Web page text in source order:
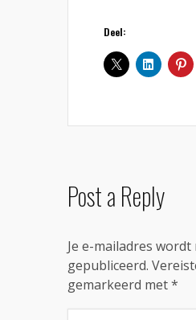
Deel:
Post a Reply
Je e-mailadres wordt
gepubliceerd.
gemarkeerd met*